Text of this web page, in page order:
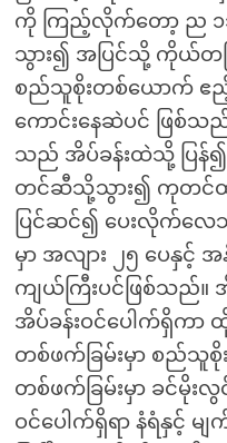
ကို ကြည့်လိုက်တော့ ည ၁၁
သွား၍ အပြင်သို့ ကိုယ်
စည်သူစိုးတစ်ယောက် ဧ
ကောင်းနေဆဲပင် ဖြစ်
သည် အိပ်ခန်းထဲသို့ ပြန်
တင်ဆီသို့သွား၍ ကုတင်
ပြင်ဆင်၍ ပေးလိုက်လေ
မှာ အလျား ၂၅ ပေနှင့်
ကျယ်ကြီးပင်ဖြစ်သည်
အိပ်ခန်းဝင်ပေါက်ရှိကာ
တစ်ဖက်ခြမ်းမှာ စည်သူစို
တစ်ဖက်ခြမ်းမှာ ခင်မိုး
ဝင်ပေါက်ရှိရာ နံရံနှင့် မျ